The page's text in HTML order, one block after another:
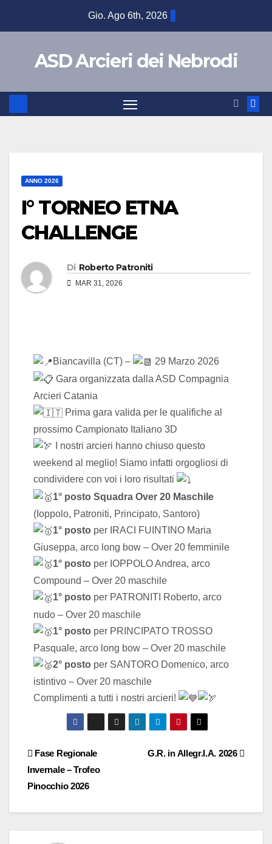
Gio. Ago 6th, 2026
ASD Arcieri dei Nebrodi
ANNO 2026
I° TORNEO ETNA
CHALLENGE
Di Roberto Patroniti
MAR 31, 2026
Biancavilla (CT) –
29 Marzo 2026
Gara organizzata dalla ASD Compagnia
Arcieri Catania
Prima gara valida per le qualifiche al
prossimo Campionato Italiano 3D
I nostri arcieri hanno chiuso questo
weekend al meglio! Siamo infatti orgogliosi di
condividere con voi i loro risultati
1° posto Squadra Over 20 Maschile
(Ioppolo, Patroniti, Principato, Santoro)
1° posto per IRACI FUINTINO Maria
Giuseppa, arco long bow – Over 20 femminile
1° posto per IOPPOLO Andrea, arco
Compound – Over 20 maschile
1° posto per PATRONITI Roberto, arco
nudo – Over 20 maschile
1° posto per PRINCIPATO TROSSO
Pasquale, arco long bow – Over 20 maschile
2° posto per SANTORO Domenico, arco
istintivo – Over 20 maschile
Complimenti a tutti i nostri arcieri!
G.R. in Allegr.I.A. 2026
Fase Regionale
Invernale – Trofeo
Pinocchio 2026